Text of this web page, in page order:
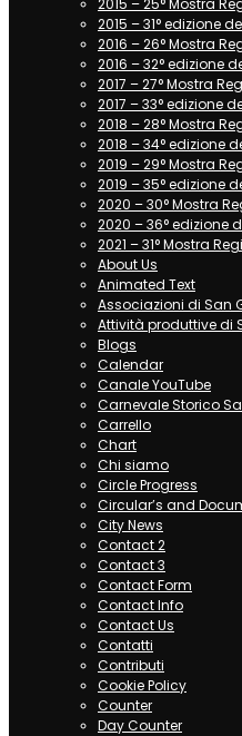
2015 – 25° Mostra
2015 – 31° edizione
2016 – 26° Mostra
2016 – 32° edizione
2017 – 27° Mostra
2017 – 33° edizione
2018 – 28° Mostra
2018 – 34° edizione
2019 – 29° Mostra
2019 – 35° edizione
2020 – 30° Mostra
2020 – 36° edizione
2021 – 31° Mostra
About Us
Animated Text
Associazioni di San
Attività produttive di
Blogs
Calendar
Canale YouTube
Carnevale Storico
Carrello
Chart
Chi siamo
Circle Progress
Circular’s and
City News
Contact 2
Contact 3
Contact Form
Contact Info
Contact Us
Contatti
Contributi
Cookie Policy
Counter
Day Counter